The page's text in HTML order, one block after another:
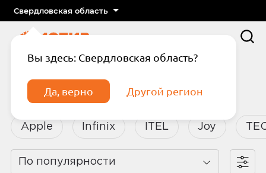
Свердловская область
Вы здесь: Свердловская область?
Да, верно Другой регион
Смартфоны
Apple Infinix ITEL Joy
По популярности